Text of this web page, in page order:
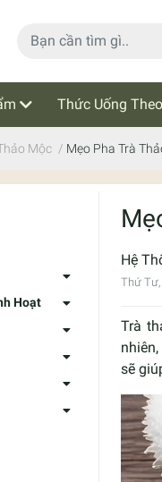
Thức Uống
Tin Tức
Mộc / Mẹo Pha Trà
Hoạt
Hệ
Thứ
Trà
sẽ